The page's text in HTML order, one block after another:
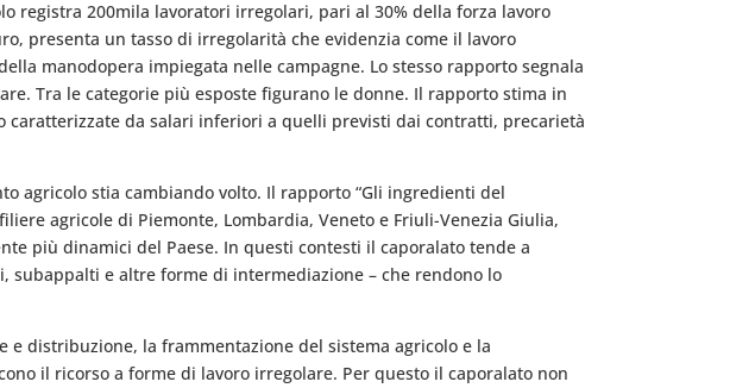
registra 200mila lavoratori irregolari, pari al 30% della forza lavoro
presenta un tasso di irregolarità che evidenzia come il lavoro
manodopera impiegata nelle campagne. Lo stesso rapporto segnala
Tra le categorie più esposte figurano le donne. Il rapporto stima in
da salari inferiori a quelli previsti dai contratti, precarietà
agricolo stia cambiando volto. Il rapporto “Gli ingredienti del
agricole di Piemonte, Lombardia, Veneto e Friuli-Venezia Giulia,
più dinamici del Paese. In questi contesti il caporalato tende a
subappalti e altre forme di intermediazione – che rendono lo
distribuzione, la frammentazione del sistema agricolo e la
il ricorso a forme di lavoro irregolare. Per questo il caporalato non